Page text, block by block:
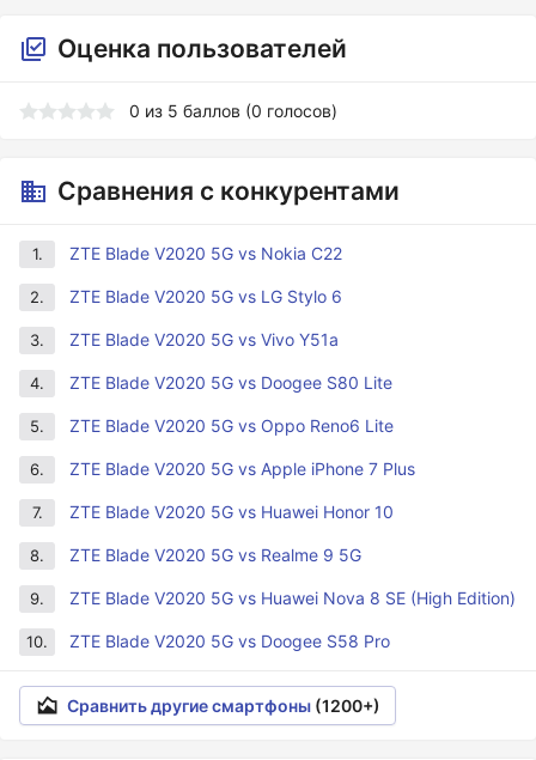
Оценка пользователей
0 из 5 баллов (0 голосов)
Сравнения с конкурентами
1. ZTE Blade V2020 5G vs Nokia C22
2. ZTE Blade V2020 5G vs LG Stylo 6
3. ZTE Blade V2020 5G vs Vivo Y51a
4. ZTE Blade V2020 5G vs Doogee S80 Lite
5. ZTE Blade V2020 5G vs Oppo Reno6 Lite
6. ZTE Blade V2020 5G vs Apple iPhone 7 Plus
7. ZTE Blade V2020 5G vs Huawei Honor 10
8. ZTE Blade V2020 5G vs Realme 9 5G
9. ZTE Blade V2020 5G vs Huawei Nova 8 SE (High Edition)
10. ZTE Blade V2020 5G vs Doogee S58 Pro
Сравнить другие смартфоны (1200+)